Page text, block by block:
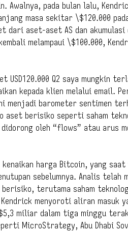
Awalnya, pada bulan lalu,
masa sekitar \$120.000
aset-aset AS dan akumulasi
melampaui \$100.000,
USD120.000 Q2 saya mungkin
kepada klien melalui email.
menjadi barometer sentimen
berisiko seperti saham
oleh “flows” atau arus
harga Bitcoin, yang
sebelumnya. Analis telah
terutama saham
menyoroti aliran masuk
miliar dalam tiga minggu
MicroStrategy, Abu Dhabi